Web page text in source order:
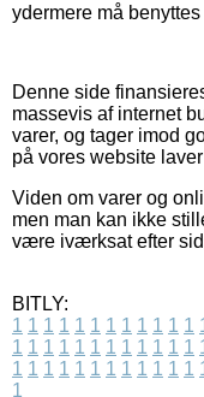
ydermere må
Denne side
massevis af internet
varer, og tager imod
på vores website
Viden om varer og
men man kan ikke
være iværksat efter
BITLY:
1 1 1 1 1 1 1 1 1 1 1 1
1 1 1 1 1 1 1 1 1 1 1 1
1 1 1 1 1 1 1 1 1 1 1 1
1